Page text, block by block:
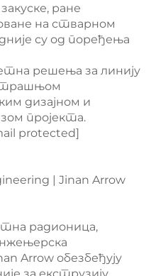
ране
на стварном
су од поређења
решења за линију
дизајном и
пројекта.
protected]
| Jinan Arrow
радионица,
Arrow обезбеђују
за екструзију